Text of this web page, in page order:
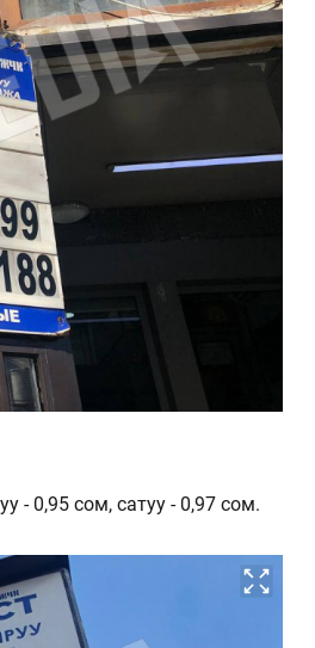
- 0,95 сом, сатуу - 0,97 сом.